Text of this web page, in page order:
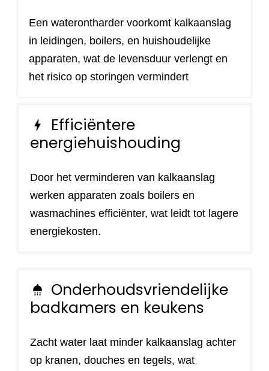
Een waterontharder voorkomt kalkaanslag
in leidingen, boilers, en huishoudelijke
apparaten, wat de levensduur verlengt en
het risico op storingen vermindert
bolt
Efficiëntere
energiehuishouding
Door het verminderen van kalkaanslag
werken apparaten zoals boilers en
wasmachines efficiënter, wat leidt tot lagere
energiekosten.
shower
Onderhoudsvriendelijke
badkamers en keukens
Zacht water laat minder kalkaanslag achter
op kranen, douches en tegels, wat